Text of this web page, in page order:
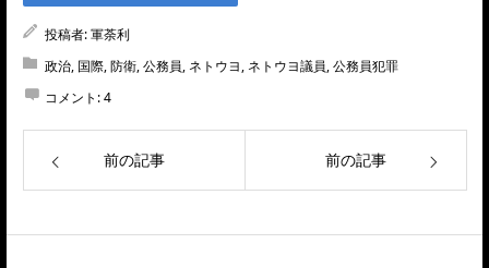
投稿者:軍荼利
政治, 国際,防衛,公務員, ネトウヨ, ネトウヨ議員,公務員犯罪
コメント:4
前の記事 前の記事